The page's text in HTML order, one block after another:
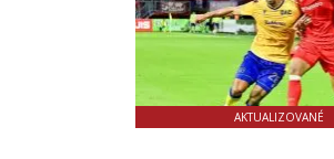
AKTUALIZOVANÉ